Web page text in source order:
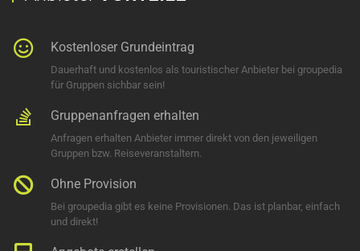
Kostenloser Grundeintrag
Dauerhaft und kostenlos als touristischer Anbieter bei groupedia
für Gruppen sichbar sein!
Gruppenanfragen erhalten
Anfragen erhalten Anbieter immer direkt von den jeweiligen
Gruppen bzw. Reiseveranstaltern.
Ohne Provision
Bei groupedia gibt es keine Provisionen. Das ist planbar, einfach
und direkt!